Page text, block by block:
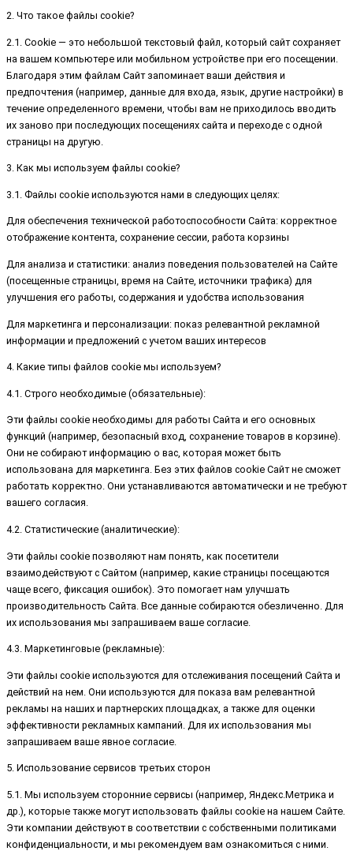
2. Что такое файлы cookie?
2.1. Cookie — это небольшой текстовый файл, который сайт сохраняет
на вашем компьютере или мобильном устройстве при его посещении.
Благодаря этим файлам Сайт запоминает ваши действия и
предпочтения (например, данные для входа, язык, другие настройки) в
течение определенного времени, чтобы вам не приходилось вводить
их заново при последующих посещениях сайта и переходе с одной
страницы на другую.
3. Как мы используем файлы cookie?
3.1. Файлы cookie используются нами в следующих целях:
Для обеспечения технической работоспособности Сайта: корректное
отображение контента, сохранение сессии, работа корзины
Для анализа и статистики: анализ поведения пользователей на Сайте
(посещенные страницы, время на Сайте, источники трафика) для
улучшения его работы, содержания и удобства использования
Для маркетинга и персонализации: показ релевантной рекламной
информации и предложений с учетом ваших интересов
4. Какие типы файлов cookie мы используем?
4.1. Строго необходимые (обязательные):
Эти файлы cookie необходимы для работы Сайта и его основных
функций (например, безопасный вход, сохранение товаров в корзине).
Они не собирают информацию о вас, которая может быть
использована для маркетинга. Без этих файлов cookie Сайт не сможет
работать корректно. Они устанавливаются автоматически и не требуют
вашего согласия.
4.2. Статистические (аналитические):
Эти файлы cookie позволяют нам понять, как посетители
взаимодействуют с Сайтом (например, какие страницы посещаются
чаще всего, фиксация ошибок). Это помогает нам улучшать
производительность Сайта. Все данные собираются обезличенно. Для
их использования мы запрашиваем ваше согласие.
4.3. Маркетинговые (рекламные):
Эти файлы cookie используются для отслеживания посещений Сайта и
действий на нем. Они используются для показа вам релевантной
рекламы на наших и партнерских площадках, а также для оценки
эффективности рекламных кампаний. Для их использования мы
запрашиваем ваше явное согласие.
5. Использование сервисов третьих сторон
5.1. Мы используем сторонние сервисы (например, Яндекс.Метрика и
др.), которые также могут использовать файлы cookie на нашем Сайте.
Эти компании действуют в соответствии с собственными политиками
конфиденциальности, и мы рекомендуем вам ознакомиться с ними.